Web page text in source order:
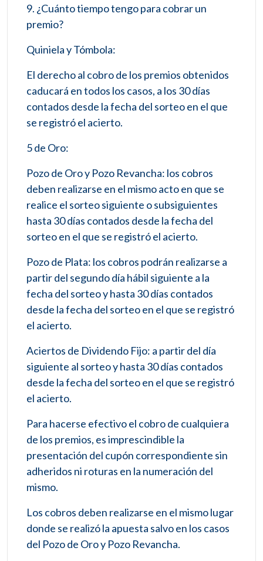
9. ¿Cuánto tiempo tengo para cobrar un
premio?
Quiniela y Tómbola:
El derecho al cobro de los premios obtenidos
caducará en todos los casos, a los 30 días
contados desde la fecha del sorteo en el que
se registró el acierto.
5 de Oro:
Pozo de Oro y Pozo Revancha: los cobros
deben realizarse en el mismo acto en que se
realice el sorteo siguiente o subsiguientes
hasta 30 días contados desde la fecha del
sorteo en el que se registró el acierto.
Pozo de Plata: los cobros podrán realizarse a
partir del segundo día hábil siguiente a la
fecha del sorteo y hasta 30 días contados
desde la fecha del sorteo en el que se registró
el acierto.
Aciertos de Dividendo Fijo: a partir del día
siguiente al sorteo y hasta 30 días contados
desde la fecha del sorteo en el que se registró
el acierto.
Para hacerse efectivo el cobro de cualquiera
de los premios, es imprescindible la
presentación del cupón correspondiente sin
adheridos ni roturas en la numeración del
mismo.
Los cobros deben realizarse en el mismo lugar
donde se realizó la apuesta salvo en los casos
del Pozo de Oro y Pozo Revancha.